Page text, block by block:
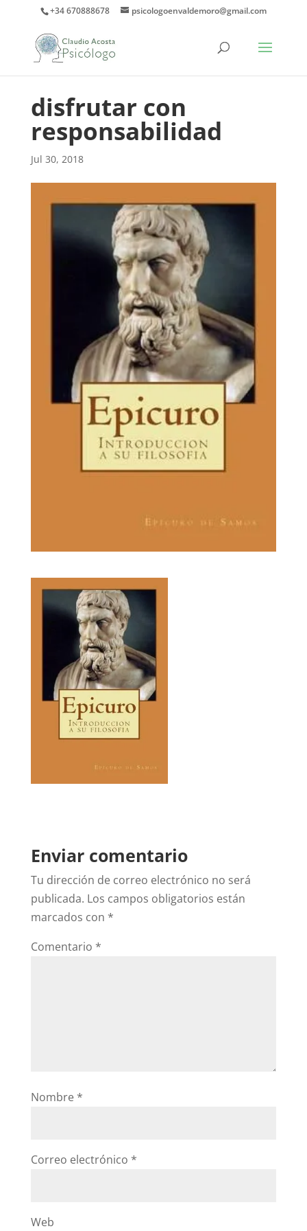
+34 670888678 psicologoenvaldemoro@gmail.com
disfrutar con
responsabilidad
Jul 30, 2018
Enviar comentario
Tu dirección de correo electrónico no será
publicada. Los campos obligatorios están
marcados con *
Comentario *
Nombre *
Correo electrónico *
Web